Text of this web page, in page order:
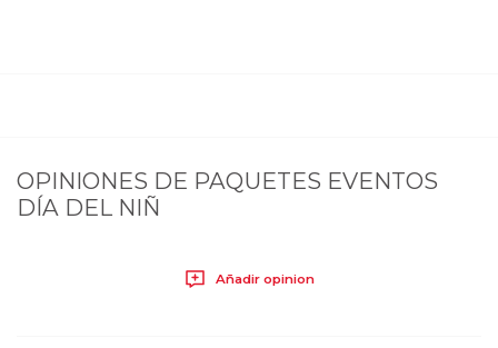
OPINIONES DE PAQUETES EVENTOS
DÍA DEL NIÑ
Añadir opinion